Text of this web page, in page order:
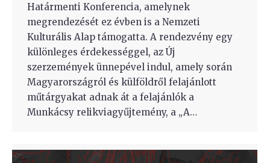
Határmenti Konferencia, amelynek
megrendezését ez évben is a Nemzeti
Kulturális Alap támogatta. A rendezvény egy
különleges érdekességgel, az Új
szerzemények ünnepével indul, amely során
Magyarországról és külföldről felajánlott
műtárgyakat adnak át a felajánlók a
Munkácsy relikviagyűjtemény, a „A…